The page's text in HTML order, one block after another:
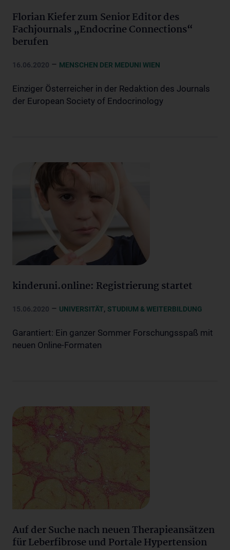
Florian Kiefer zum Senior Editor des
Fachjournals „Endocrine Connections“
berufen
16.06.2020 – MENSCHEN DER MEDUNI WIEN
Einziger Österreicher in der Redaktion des Journals
der European Society of Endocrinology
kinderuni.online: Registrierung startet
15.06.2020 – UNIVERSITÄT, STUDIUM & WEITERBILDUNG
Garantiert: Ein ganzer Sommer Forschungsspaß mit
neuen Online-Formaten
Auf der Suche nach neuen Therapieansätzen
für Leberfibrose und Portale Hypertension